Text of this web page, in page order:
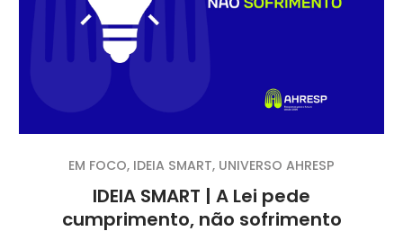
IDEIA SMART | A Lei pede
cumprimento, não sofrimento
EM FOCO, IDEIA SMART, UNIVERSO AHRESP